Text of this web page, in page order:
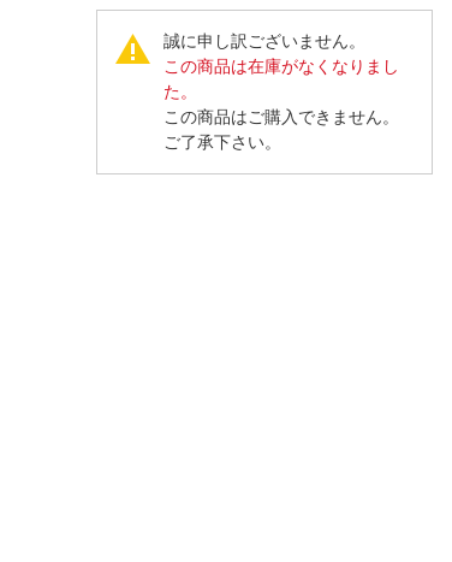
誠に申し訳ございません。
この商品は在庫がなくなりまし
た。
この商品はご購入できません。
ご了承下さい。